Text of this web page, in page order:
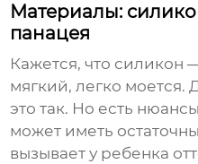
Материалы:
панацея
Кажется, что силикон
мягкий, легко моется.
это так. Но есть
может иметь
вызывает у ребенка